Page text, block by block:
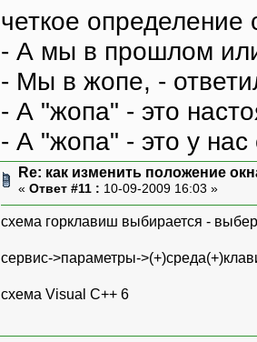
четкое
- А мы в прошлом
- Мы в жопе, -
- А "жопа" - это
- А "жопа" - это у
Re: как изменить положение
« Ответ #11 : 10-09-2009 16:03 »
схема горклавиш выбирается -
сервис->параметры-
схема Visual C++ 6